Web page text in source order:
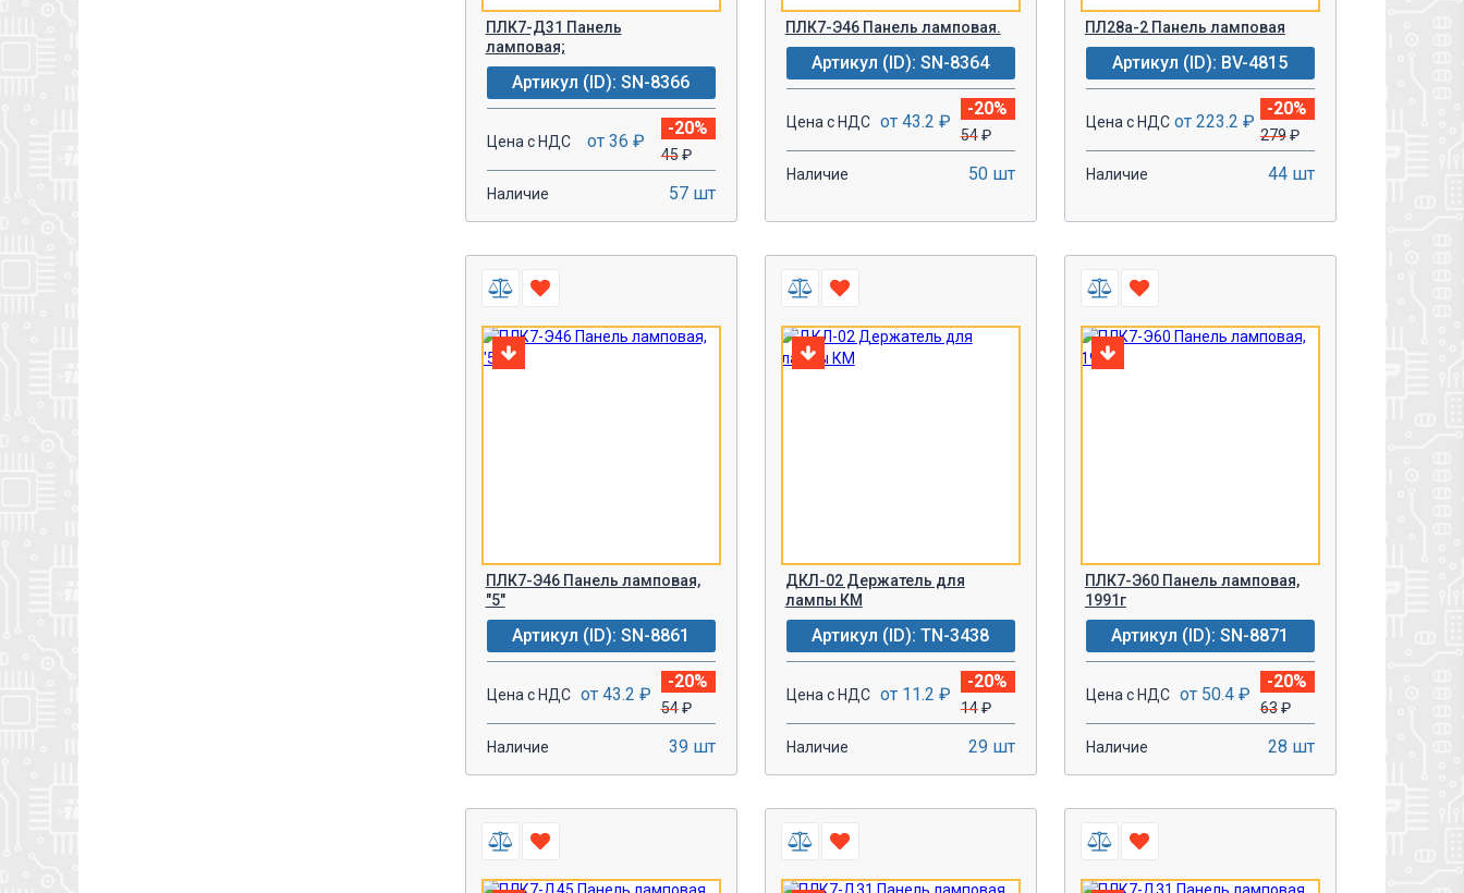
ПЛК7-Д31 Панель
ламповая;
Артикул (ID): SN-8366
Цена с НДС от 36 ₽
-20%
45₽
Наличие 57 шт
ПЛК7-Э46 Панель ламповая.
Артикул (ID): SN-8364
Цена с НДС от 43.2 ₽
-20%
54₽
Наличие 50 шт
ПЛ28а-2 Панель ламповая
Артикул (ID): BV-4815
Цена с НДС от 223.2 ₽
-20%
279₽
Наличие 44 шт
ПЛК7-Э46 Панель ламповая,
"5"
Артикул (ID): SN-8861
Цена с НДС от 43.2 ₽
-20%
54₽
Наличие 39 шт
ДКЛ-02 Держатель для
лампы КМ
Артикул (ID): TN-3438
Цена с НДС от 11.2 ₽
-20%
14₽
Наличие 29 шт
ПЛК7-Э60 Панель ламповая,
1991г
Артикул (ID): SN-8871
Цена с НДС от 50.4 ₽
-20%
63₽
Наличие 28 шт